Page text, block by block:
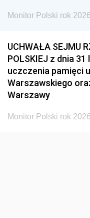
Monitor Polski rok
UCHWAŁA SEJMU
POLSKIEJ z dnia
uczczenia pamięci
Warszawskiego
Warszawy
Monitor Polski rok